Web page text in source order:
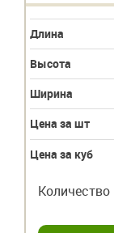
Длина
Высота
Ширина
Цена за шт
Цена за куб
Количество